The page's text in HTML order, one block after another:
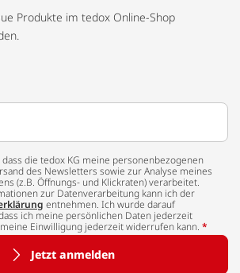
Produkte im tedox Online-Shop
die tedox KG meine personenbezogenen
des Newsletters sowie zur Analyse meines
(z.B. Öffnungs- und Klickraten) verarbeitet.
zur Datenverarbeitung kann ich der
entnehmen. Ich wurde darauf
ich meine persönlichen Daten jederzeit
Einwilligung jederzeit widerrufen kann. *
Jetzt anmelden